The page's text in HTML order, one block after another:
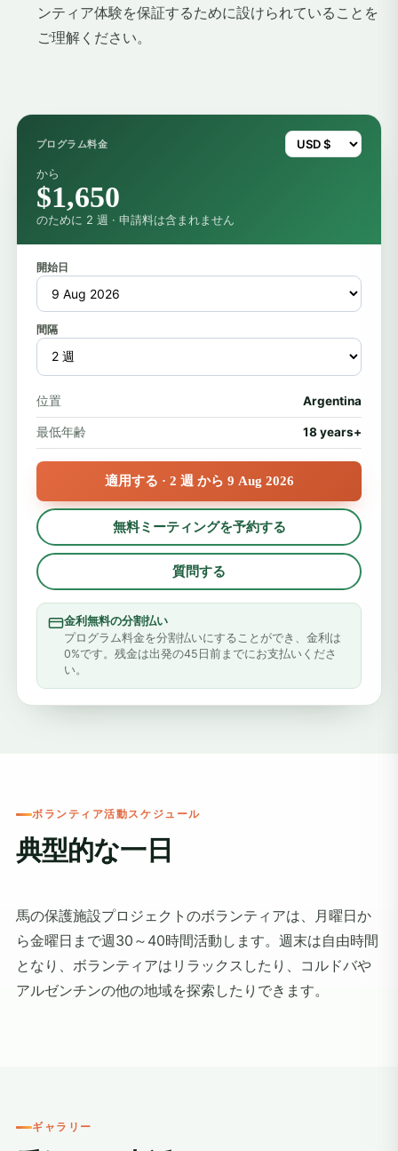
ンティア体験を保証するために設けられていることを
ご理解ください。
プログラム料金
から
$1,650
のために 2 週 · 申請料は含まれません
開始日
間隔
位置 Argentina
最低年齢 18 years+
適用する · 2 週 から 9 Aug 2026
無料ミーティングを予約する
質問する
金利無料の分割払い
プログラム料金を分割払いにすることができ、金利は
0%です。残金は出発の45日前までにお支払いくださ
い。
ボランティア活動スケジュール
典型的な一日
馬の保護施設プロジェクトのボランティアは、月曜日か
ら金曜日まで週30～40時間活動します。週末は自由時間
となり、ボランティアはリラックスしたり、コルドバや
アルゼンチンの他の地域を探索したりできます。
ギャラリー